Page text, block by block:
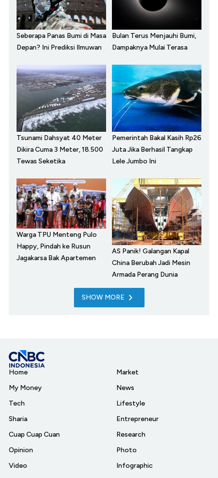
Seberapa Panas Bumi di Masa
Depan? Ini Prediksi Ilmuwan
Bulan Terus Menjauhi Bumi,
Dampaknya Mulai Terasa
Tsunami Dahsyat 40 Meter
Dikira Cuma 3 Meter, 18.500
Tewas Seketika
Pemerintah Bakal Kasih Rp26
Juta Jika Berhasil Tangkap
Lele Jumbo Ini
Warga TPU Menteng Pulo
Happy, Pindah ke Rusun
Jagakarsa Bak Apartemen
AS Panik! Galangan Kapal
China Berubah Jadi Mesin
Armada Perang Dunia
SHOW MORE
Home
My Money
Tech
Sharia
Cuap Cuap Cuan
Opinion
Video
Market
News
Lifestyle
Entrepreneur
Research
Photo
Infographic